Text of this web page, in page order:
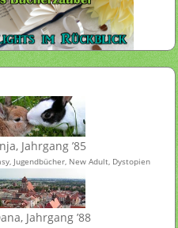
Jahrgang ’85
Jugendbücher, New Adult, Dystopien
Jahrgang ’88